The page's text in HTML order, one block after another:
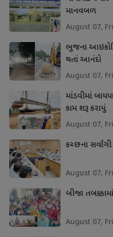
માનવબળ
August 07,
ભુજના
થતાં આનંદો
August 07,
માંડવીમાં
કામ શરૂ કરાયું
August 07,
કચ્છના
August 07,
બીજા
August 07,